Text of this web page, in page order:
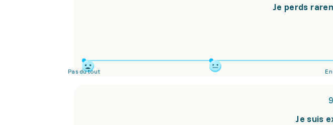
Je perds
Pas du tout
Je suis